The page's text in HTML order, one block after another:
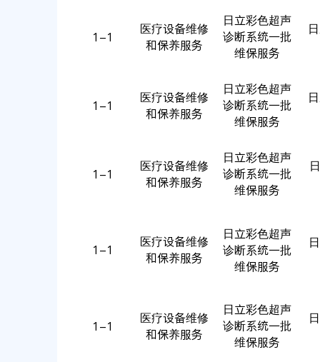
1-1
医疗设备维修
和保养服务
日立彩色超声
诊断系统一批
维保服务
1-1
医疗设备维修
和保养服务
日立彩色超声
诊断系统一批
维保服务
1-1
医疗设备维修
和保养服务
日立彩色超声
诊断系统一批
维保服务
1-1
医疗设备维修
和保养服务
日立彩色超声
诊断系统一批
维保服务
1-1
医疗设备维修
和保养服务
日立彩色超声
诊断系统一批
维保服务